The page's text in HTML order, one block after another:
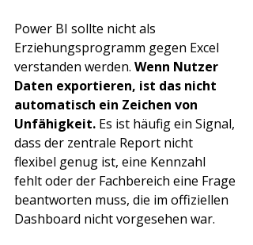
Power BI sollte nicht als
Erziehungsprogramm gegen Excel
verstanden werden. Wenn Nutzer
Daten exportieren, ist das nicht
automatisch ein Zeichen von
Unfähigkeit. Es ist häufig ein Signal,
dass der zentrale Report nicht
flexibel genug ist, eine Kennzahl
fehlt oder der Fachbereich eine Frage
beantworten muss, die im offiziellen
Dashboard nicht vorgesehen war.